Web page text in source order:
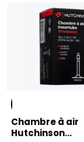
Chambre à air
Hutchinson...